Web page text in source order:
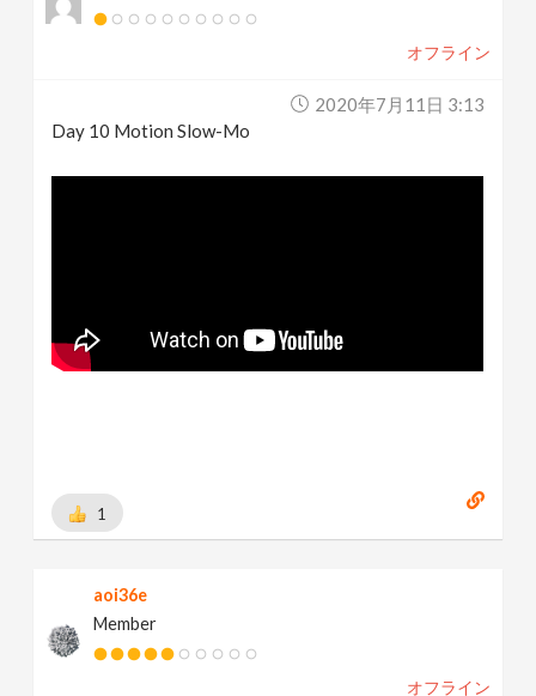
オフライン
2020年7月11日 3:13
Day 10 Motion Slow-Mo
1
aoi36e
Member
オフライン